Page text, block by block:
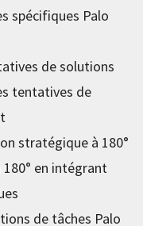
spécifiques Palo
de solutions
tentatives de
stratégique à 180°
en intégrant
de tâches Palo